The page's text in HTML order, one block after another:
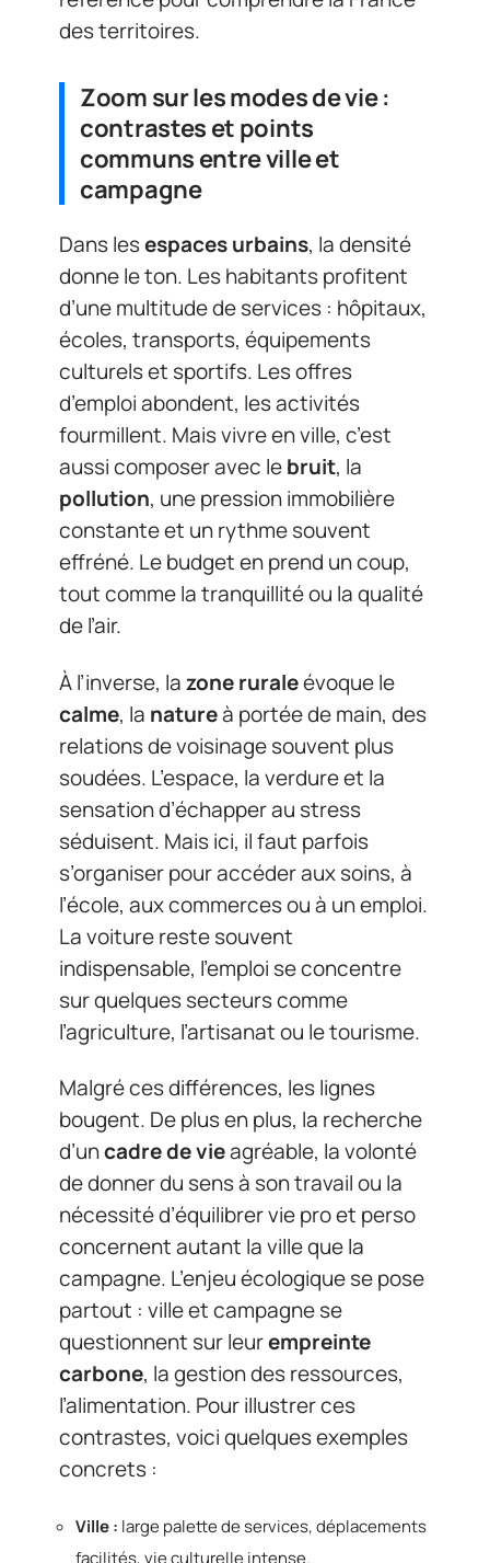
des territoires.
Zoom sur les modes de vie :
contrastes et points
communs entre ville et
campagne
Dans lesespaces urbains, la densité
donne le ton. Les habitants profitent
d’une multitude de services : hôpitaux,
écoles, transports, équipements
culturels et sportifs. Les offres
d’emploi abondent, les activités
fourmillent. Mais vivre en ville, c’est
aussi composer avec lebruit, la
pollution, une pression immobilière
constante et un rythme souvent
effréné. Le budget en prend un coup,
tout comme la tranquillité ou la qualité
de l’air.
À l’inverse, lazone ruraleévoque le
calme, la natureà portée de main, des
relations de voisinage souvent plus
soudées. L’espace, la verdure et la
sensation d’échapper au stress
séduisent. Mais ici, il faut parfois
s’organiser pour accéder aux soins, à
l’école, aux commerces ou à un emploi.
La voiture reste souvent
indispensable, l’emploi se concentre
sur quelques secteurs comme
l’agriculture, l’artisanat ou le tourisme.
Malgré ces différences, les lignes
bougent. De plus en plus, la recherche
d’uncadre de vieagréable, la volonté
de donner du sens à son travail ou la
nécessité d’équilibrer vie pro et perso
concernent autant la ville que la
campagne. L’enjeu écologique se pose
partout : ville et campagne se
questionnent sur leurempreinte
carbone, la gestion des ressources,
l’alimentation. Pour illustrer ces
contrastes, voici quelques exemples
concrets :
Ville : large palette de services, déplacements
facilités, vie culturelle intense.